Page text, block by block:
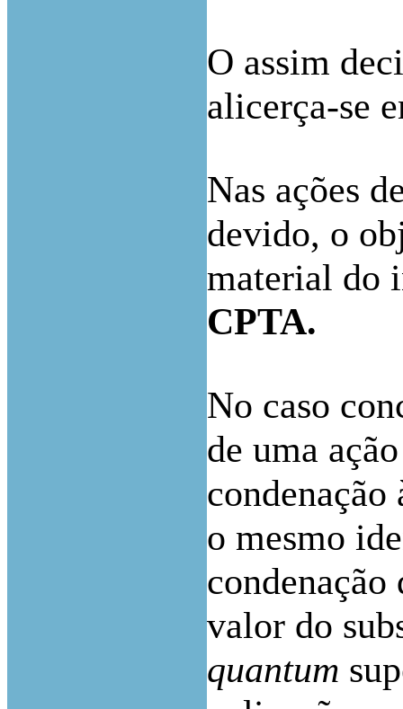
O assim
alicerça-se
Nas ações
devido, o
material do
CPTA.
No caso
de uma
o mesmo
condenação
valor do
quantum